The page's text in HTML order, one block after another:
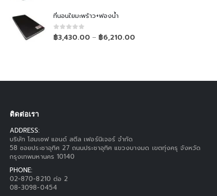
ที่นอนใยมะพร้าว+ฟองน้ำ
0out of 5
฿3,430.00 – ฿6,210.00
ติดต่อเรา
ADDRESS:
บริษัท โฮมเซฟ แอนด์ สตีล เฟอร์นิเจอร์ จำกัด
58 ซอยประชาอุทิศ 27 ถนนประชาอุทิศ แขวงบางมด เขตทุ่งครุ จังหวัด
กรุงเทพมหานคร 10140
PHONE:
02-870-8210 ต่อ 2
08-3098-0454